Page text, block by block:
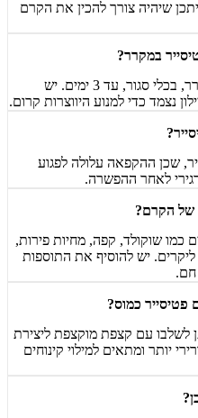
שיהיה צורך להכין את הקרם
במקרר?
קרם פטיסייר ניתן לשמור במקרר, בכלי סגור, עד 3 ימים. יש
נצמד כדי למנוע היווצרות קרום.
שכן ההקפאה עלולה לפגוע
לאחר ההפשרה.
של הקרם?
כמו שוקולד, קפה, מחיות פירות,
ליקרים. יש להוסיף את התוספות
חם.
כמוס?
לשלבו עם קצפת מוקצפת ליצירת
יותר ומתאים למילוי קינוחים